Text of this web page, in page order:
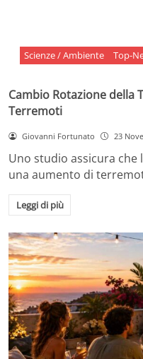
Scienze / Ambiente Top-
Cambio Rotazione della
Terremoti
Giovanni Fortunato 23
Uno studio assicura
una aumento di
Leggi di più